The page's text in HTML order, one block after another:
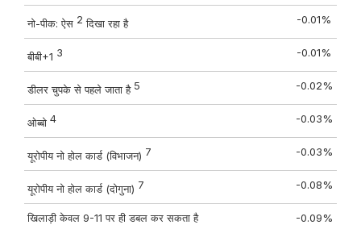
नो-पीक: ऐस 2 दिखा रहा है -0.01%
बीबी+1 3 -0.01%
डीलर चुपके से पहले जाता है 5 -0.02%
ओब्बो 4 -0.03%
यूरोपीय नो होल कार्ड (विभाजन) 7 -0.03%
यूरोपीय नो होल कार्ड (दोगुना) 7 -0.08%
खिलाड़ी केवल 9-11 पर ही डबल कर सकता है -0.09%